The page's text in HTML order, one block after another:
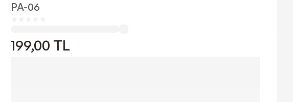
PA-06
199,00 TL